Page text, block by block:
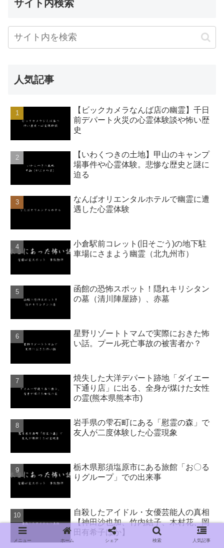
サイト内検索
人気記事
【ビックカメラなんば店の幽霊】千日
前デパート火災の心霊体験談や怖い歴
史
【いわくつきの土地】甲山のキャンプ
場事件や心霊体験。悲惨な歴史と謎に
迫る
なんばオリエンタルホテルで幽霊に遭
遇した心霊体験
小倉駅前コレット(旧そごう)の地下駐
車場にさまよう幽霊（北九州市）
函館の恐怖スポット！隠れキリシタン
の墓（清川陣屋跡）、赤墓
星野リゾートトマムで実際におきた怖
い話。プール死亡事故の被害者か？
焼失した大洋デパート跡地「ダイエー
下通り店」に出る、全身が煤けた女性
の霊(熊本県熊本市)
岩手県の雫石町にある「慰霊の森」で
友人が二度体験した心霊現象
栃木県那須塩原市にある旅館「お〇る
りグループ」での出来事
自殺したアイドル・女優芸能人の真相
【神田沙也加、竹内結子、木村花、岡
田有希子ほか】
メニュー ホーム シェア 検索 人気記事